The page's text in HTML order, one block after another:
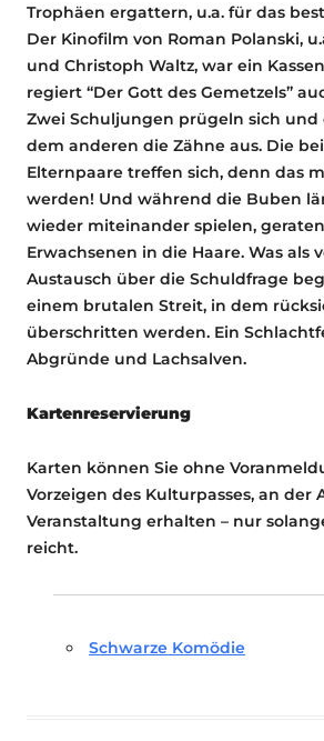
Trophäen ergattern, u.a. für das
Der Kinofilm von Roman Polanski,
und Christoph Waltz, war ein
regiert “Der Gott des Gemetzels”
Zwei Schuljungen prügeln sich und
dem anderen die Zähne aus. Die
Elternpaare treffen sich, denn das
werden! Und während die Buben
wieder miteinander spielen,
Erwachsenen in die Haare. Was als
Austausch über die Schuldfrage
einem brutalen Streit, in dem
überschritten werden. Ein
Abgründe und Lachsalven.
Kartenreservierung
Karten können Sie ohne
Vorzeigen des Kulturpasses, an der
Veranstaltung erhalten – nur
reicht.
Schwarze Komödie